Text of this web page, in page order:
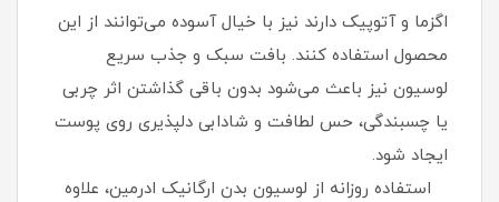
اگزما و آتوپیک دارند نیز با خیال آسوده می‌توانند از این
محصول استفاده کنند. بافت سبک و جذب سریع
لوسیون نیز باعث می‌شود بدون باقی گذاشتن اثر چربی
یا چسبندگی، حس لطافت و شادابی دلپذیری روی پوست
ایجاد شود.
استفاده روزانه از لوسیون بدن ارگانیک ادرمین، علاوه